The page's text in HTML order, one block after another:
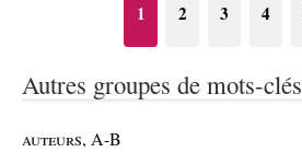
1 2 3 4
Autres groupes de mots-clés
auteurs, A-B